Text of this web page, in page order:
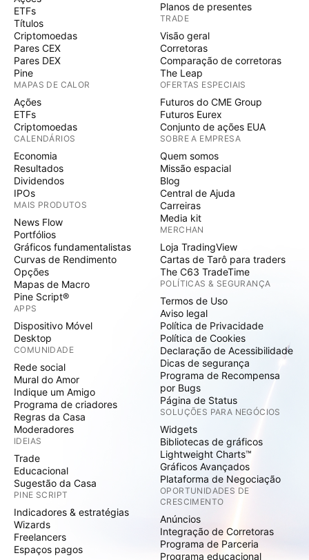
ETFs
Títulos
Criptomoedas
Pares CEX
Pares DEX
Pine
MAPAS DE CALOR
Ações
ETFs
Criptomoedas
CALENDÁRIOS
Economia
Resultados
Dividendos
IPOs
MAIS PRODUTOS
News Flow
Portfólios
Gráficos fundamentalistas
Curvas de Rendimento
Opções
Mapas de Macro
Pine Script®
APPS
Dispositivo Móvel
Desktop
COMUNIDADE
Rede social
Mural do Amor
Indique um Amigo
Programa de criadores
Regras da Casa
Moderadores
IDEIAS
Trade
Educacional
Sugestão da Casa
PINE SCRIPT
Indicadores & estratégias
Wizards
Freelancers
Espaços pagos
Planos de presentes
TRADE
Visão geral
Corretoras
Comparação de corretoras
The Leap
OFERTAS ESPECIAIS
Futuros do CME Group
Futuros Eurex
Conjunto de ações EUA
SOBRE A EMPRESA
Quem somos
Missão espacial
Blog
Central de Ajuda
Carreiras
Media kit
MERCHAN
Loja TradingView
Cartas de Tarô para traders
The C63 TradeTime
POLÍTICAS & SEGURANÇA
Termos de Uso
Aviso legal
Política de Privacidade
Política de Cookies
Declaração de Acessibilidade
Dicas de segurança
Programa de Recompensa
por Bugs
Página de Status
SOLUÇÕES PARA NEGÓCIOS
Widgets
Bibliotecas de gráficos
Lightweight Charts™
Gráficos Avançados
Plataforma de Negociação
OPORTUNIDADES DE
CRESCIMENTO
Anúncios
Integração de Corretoras
Programa de Parceria
Programa educacional